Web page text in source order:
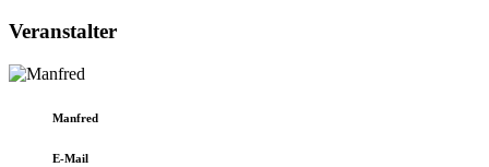
Veranstalter
Manfred
E-Mail